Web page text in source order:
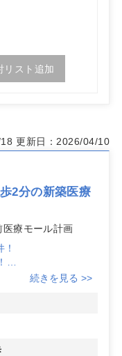
リスト追加
更新日：2026/04/10
2分の新築医療
療モール計画
患可能！続きを見る >>